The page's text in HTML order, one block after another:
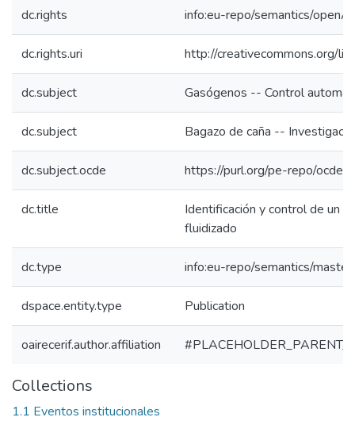
dc.rights info:eu-repo/semantics/
dc.rights.uri http://creativecommons.org/
dc.subject Gasógenos -- Control
dc.subject Bagazo de caña --
dc.subject.ocde https://purl.org/pe-repo/ocde/
dc.title
Identificación y control de un
fluidizado
dc.type info:eu-repo/semantics/
dspace.entity.type Publication
oairecerif.author.affiliation
Collections
1.1 Eventos institucionales